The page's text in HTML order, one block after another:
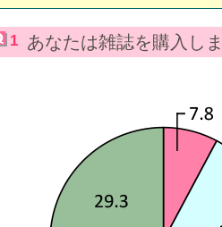
1 あなたは雑誌を購入し